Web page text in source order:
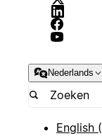
Nederlands
English